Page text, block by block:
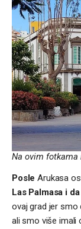
Na ovim fotkama
PosleArukasa
Las Palmasa i
ovaj grad jer smo
ali smo više imali